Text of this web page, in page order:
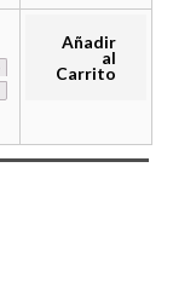
Añadir
al
Carrito